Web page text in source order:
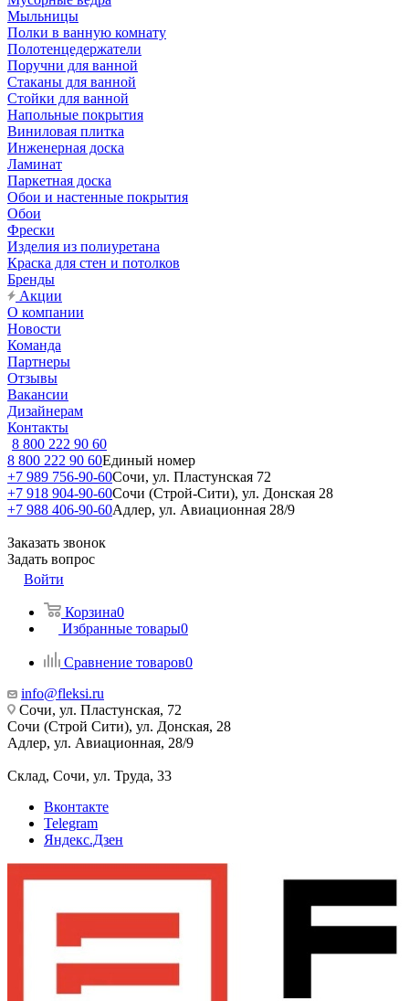
Мыльницы
Полки в ванную комнату
Полотенцедержатели
Поручни для ванной
Стаканы для ванной
Стойки для ванной
Напольные покрытия
Виниловая плитка
Инженерная доска
Ламинат
Паркетная доска
Обои и настенные покрытия
Обои
Фрески
Изделия из полиуретана
Краска для стен и потолков
Бренды
Акции
О компании
Новости
Команда
Партнеры
Отзывы
Вакансии
Дизайнерам
Контакты
8 800 222 90 60
8 800 222 90 60Единый номер
+7 989 756-90-60Сочи, ул. Пластунская 72
+7 918 904-90-60Сочи (Строй-Сити), ул. Донская 28
+7 988 406-90-60Адлер, ул. Авиационная 28/9
Заказать звонок
Задать вопрос
Войти
Корзина0
Избранные товары0
Сравнение товаров0
info@fleksi.ru
Сочи, ул. Пластунская, 72
Сочи (Строй Сити), ул. Донская, 28
Адлер, ул. Авиационная, 28/9
Склад, Сочи, ул. Труда, 33
Вконтакте
Telegram
Яндекс.Дзен